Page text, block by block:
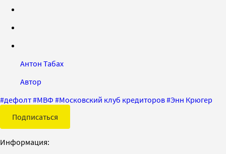
Антон Табах
Автор
#дефолт#МВФ #Московский клуб кредиторов#Энн Крюгер
Подписаться
Информация: